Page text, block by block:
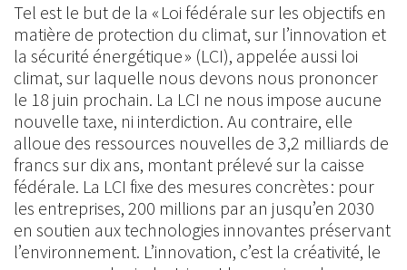
Tel est le but de la « Loi fédérale sur les objectifs en
matière de protection du climat, sur l’innovation et
la sécurité énergétique » (LCI), appelée aussi loi
climat, sur laquelle nous devons nous prononcer
le 18 juin prochain. La LCI ne nous impose aucune
nouvelle taxe, ni interdiction. Au contraire, elle
alloue des ressources nouvelles de 3,2 milliards de
francs sur dix ans, montant prélevé sur la caisse
fédérale. La LCI fixe des mesures concrètes : pour
les entreprises, 200 millions par an jusqu’en 2030
en soutien aux technologies innovantes préservant
l’environnement. L’innovation, c’est la créativité, le